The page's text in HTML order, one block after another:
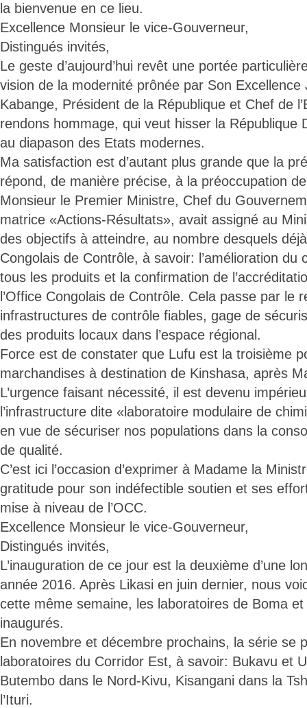
la bienvenue en ce lieu.
Excellence Monsieur le vice-Gouverneur,
Distingués invités,
Le geste d’aujourd’hui revêt une portée
vision de la modernité prônée par Son Excellence
Kabange, Président de la République et Chef de
rendons hommage, qui veut hisser la République
au diapason des Etats modernes.
Ma satisfaction est d’autant plus grande que la
répond, de manière précise, à la préoccupation
Monsieur le Premier Ministre, Chef du
matrice «Actions-Résultats», avait assigné au
des objectifs à atteindre, au nombre desquels
Congolais de Contrôle, à savoir: l’amélioration du
tous les produits et la confirmation de
l’Office Congolais de Contrôle. Cela passe par le
infrastructures de contrôle fiables, gage de
des produits locaux dans l’espace régional.
Force est de constater que Lufu est la troisième
marchandises à destination de Kinshasa, après
L’urgence faisant nécessité, il est devenu
l’infrastructure dite «laboratoire modulaire de
en vue de sécuriser nos populations dans la
de qualité.
C’est ici l’occasion d’exprimer à Madame la
gratitude pour son indéfectible soutien et ses
mise à niveau de l’OCC.
Excellence Monsieur le vice-Gouverneur,
Distingués invités,
L’inauguration de ce jour est la deuxième d’une
année 2016. Après Likasi en juin dernier, nous
cette même semaine, les laboratoires de Boma
inaugurés.
En novembre et décembre prochains, la série se
laboratoires du Corridor Est, à savoir: Bukavu et
Butembo dans le Nord-Kivu, Kisangani dans la
l’Ituri.